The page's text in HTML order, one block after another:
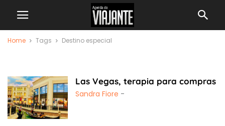
Home Tags Destino especial
Las Vegas, terapia para compras
Sandra Fiore -